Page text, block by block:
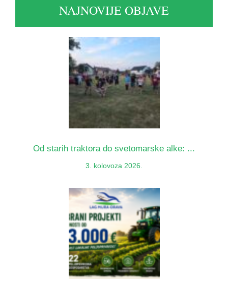
NAJNOVIJE OBJAVE
Od starih traktora do svetomarske alke: ...
3. kolovoza 2026.